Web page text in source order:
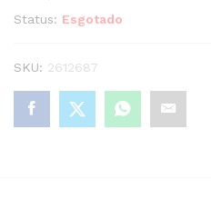
Status: Esgotado
SKU: 2612687